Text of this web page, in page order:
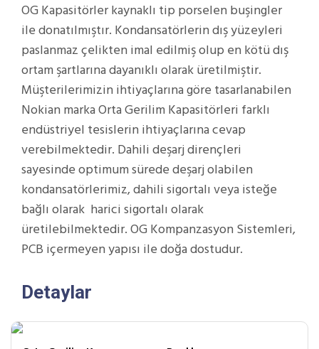
OG Kapasitörler kaynaklı tip porselen buşingler
ile donatılmıştır. Kondansatörlerin dış yüzeyleri
paslanmaz çelikten imal edilmiş olup en kötü dış
ortam şartlarına dayanıklı olarak üretilmiştir.
Müşterilerimizin ihtiyaçlarına göre tasarlanabilen
Nokian marka Orta Gerilim Kapasitörleri farklı
endüstriyel tesislerin ihtiyaçlarına cevap
verebilmektedir. Dahili deşarj dirençleri
sayesinde optimum sürede deşarj olabilen
kondansatörlerimiz, dahili sigortalı veya isteğe
bağlı olarak harici sigortalı olarak
üretilebilmektedir. OG Kompanzasyon Sistemleri,
PCB içermeyen yapısı ile doğa dostudur.
Detaylar